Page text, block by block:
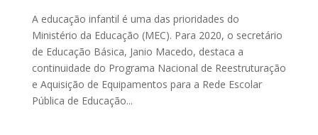
A educação infantil é uma das prioridades do
Ministério da Educação (MEC). Para 2020, o secretário
de Educação Básica, Janio Macedo, destaca a
continuidade do Programa Nacional de Reestruturação
e Aquisição de Equipamentos para a Rede Escolar
Pública de Educação...